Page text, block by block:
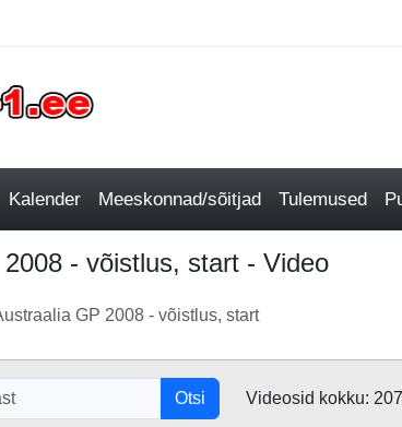
Kalender Meeskonnad/sõitjad Tulemused
- võistlus, start - Video
GP 2008 - võistlus, start
Otsi Videosid kokku: